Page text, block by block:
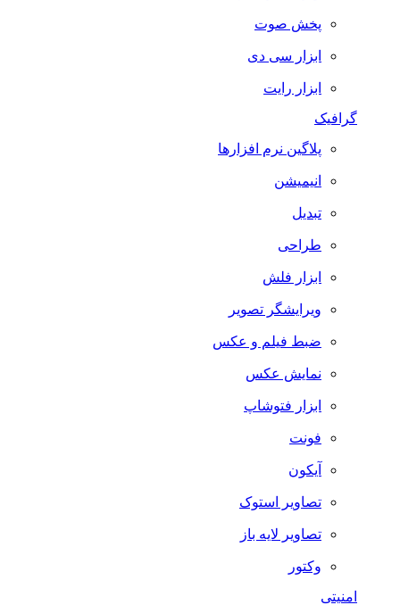
پخش صوت
ابزار سی دی
ابزار رایت
گرافیک
پلاگین نرم افزارها
انیمیشن
تبدیل
طراحی
ابزار فلش
ویرایشگر تصویر
ضبط فيلم و عكس
نمایش عکس
ابزار فتوشاپ
فونت
آیکون
تصاویر استوک
تصاویر لایه باز
وکتور
امنیتی